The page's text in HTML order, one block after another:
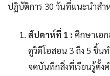
ปฏิบัติการ 30 วันที่แนะนำสำ
สัปดาห์ที่ 1 : ศึกษาเอ
ดูวิดีโอสอน 3 ถึง 5 ชิ้น
จดบันทึกสิ่งที่เรียนรู้ตั้ง